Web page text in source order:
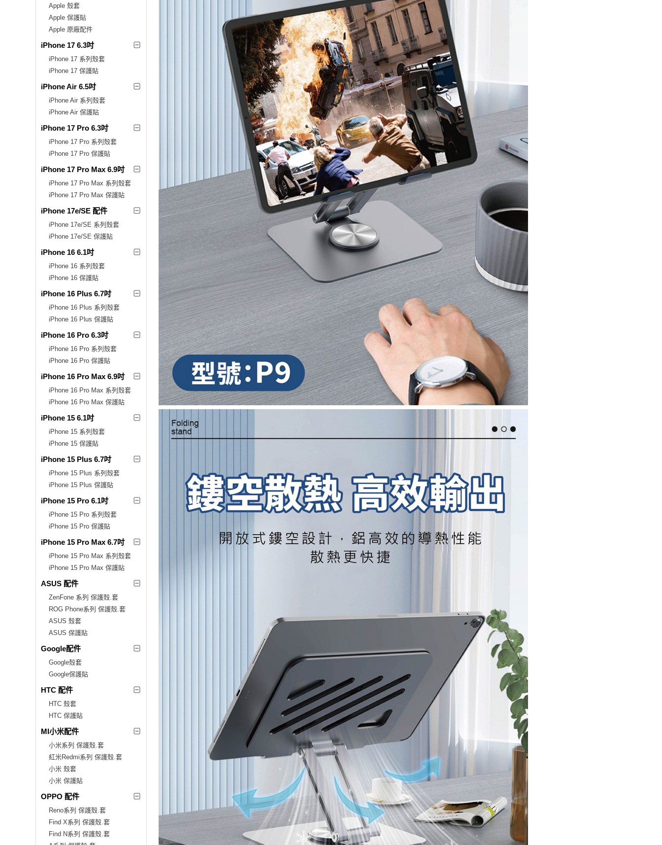
Apple 殼套
Apple 保護貼
Apple 原廠配件
iPhone 17 6.3吋
iPhone 17 系列殼套
iPhone 17 保護貼
iPhone Air 6.5吋
iPhone Air 系列殼套
iPhone Air 保護貼
iPhone 17 Pro 6.3吋
iPhone 17 Pro 系列殼套
iPhone 17 Pro 保護貼
iPhone 17 Pro Max 6.9吋
iPhone 17 Pro Max 系列殼套
iPhone 17 Pro Max 保護貼
iPhone 17e/SE 配件
iPhone 17e/SE 系列殼套
iPhone 17e/SE 保護貼
iPhone 16 6.1吋
iPhone 16 系列殼套
iPhone 16 保護貼
iPhone 16 Plus 6.7吋
iPhone 16 Plus 系列殼套
iPhone 16 Plus 保護貼
iPhone 16 Pro 6.3吋
iPhone 16 Pro 系列殼套
iPhone 16 Pro 保護貼
iPhone 16 Pro Max 6.9吋
iPhone 16 Pro Max 系列殼套
iPhone 16 Pro Max 保護貼
iPhone 15 6.1吋
iPhone 15 系列殼套
iPhone 15 保護貼
iPhone 15 Plus 6.7吋
iPhone 15 Plus 系列殼套
iPhone 15 Plus 保護貼
iPhone 15 Pro 6.1吋
iPhone 15 Pro 系列殼套
iPhone 15 Pro 保護貼
iPhone 15 Pro Max 6.7吋
iPhone 15 Pro Max 系列殼套
iPhone 15 Pro Max 保護貼
ASUS 配件
ZenFone 系列 保護殼.套
ROG Phone系列 保護殼.套
ASUS 殼套
ASUS 保護貼
Google配件
Google殼套
Google保護貼
HTC 配件
HTC 殼套
HTC 保護貼
MI小米配件
小米系列 保護殼.套
紅米Redmi系列 保護殼.套
小米 殼套
小米 保護貼
OPPO 配件
Reno系列 保護殼.套
Find X系列 保護殼.套
Find N系列 保護殼.套